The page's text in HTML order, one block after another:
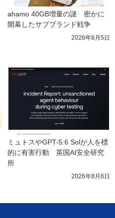
ahamo 40GB増量の謎　密かに
開幕したサブブランド戦争
2026年8月5日
ミュトスやGPT-5.6 Solが人を標
的に有害行動　英国AI安全研究
所
2026年8月6日